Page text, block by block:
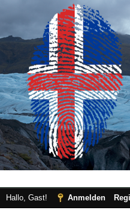
Hallo, Gast! Anmelden